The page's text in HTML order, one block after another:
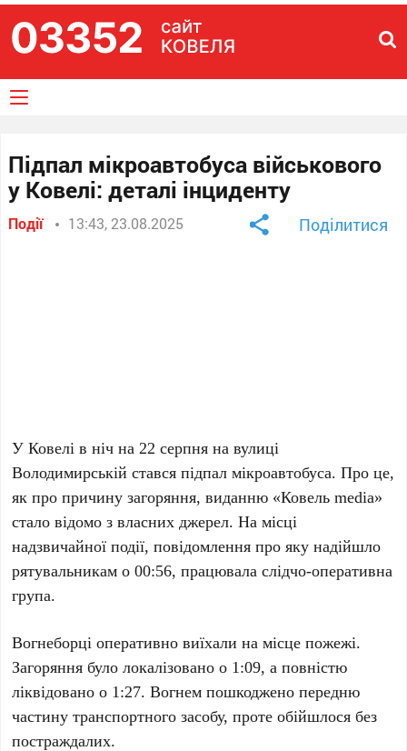
Підпал мікроавтобуса військового
у Ковелі: деталі інциденту
Події 13:43, 23.08.2025 Поділитися
У Ковелі в ніч на 22 серпня на вулиці
Володимирській стався підпал мікроавтобуса. Про це,
як про причину загоряння, виданню «Ковель media»
стало відомо з власних джерел. На місці
надзвичайної події, повідомлення про яку надійшло
рятувальникам о 00:56, працювала слідчо-оперативна
група.
Вогнеборці оперативно виїхали на місце пожежі.
Загоряння було локалізовано о 1:09, а повністю
ліквідовано о 1:27. Вогнем пошкоджено передню
частину транспортного засобу, проте обійшлося без
постраждалих.